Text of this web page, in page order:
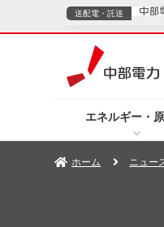
エネルギー・
送配電・託送
TOPページへ
TOPページへ
ホーム ニュー